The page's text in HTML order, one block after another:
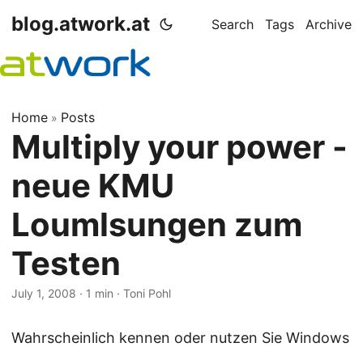
blog.atwork.at Search Tags Archive
Home » Posts
Multiply your power -
neue KMU
Loumlsungen zum
Testen
July 1, 2008 · 1 min · Toni Pohl
Wahrscheinlich kennen oder nutzen Sie Windows